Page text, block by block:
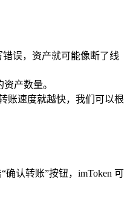
误，资产就可能像断了线
产数量。
账速度就越快，我们可以根
认转账”按钮，imToken 可